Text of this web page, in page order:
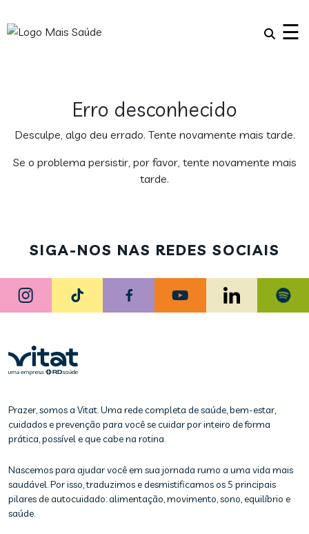
☰
Erro desconhecido
Desculpe, algo deu errado. Tente novamente mais tarde.
Se o problema persistir, por favor, tente novamente mais
tarde.
SIGA-NOS NAS REDES SOCIAIS
Prazer, somos a Vitat. Uma rede completa de saúde, bem-estar,
cuidados e prevenção para você se cuidar por inteiro de forma
prática, possível e que cabe na rotina.
Nascemos para ajudar você em sua jornada rumo a uma vida mais
saudável. Por isso, traduzimos e desmistificamos os 5 principais
pilares de autocuidado: alimentação, movimento, sono, equilíbrio e
saúde.